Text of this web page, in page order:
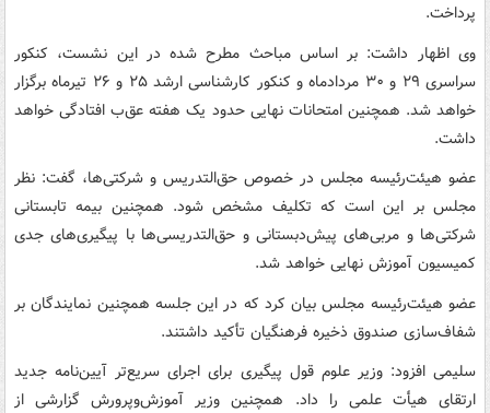
پرداخت.
وی اظهار داشت: بر اساس مباحث مطرح شده در این نشست، کنکور
سراسری ٢٩ و ٣٠ مردادماه و کنکور کارشناسی ارشد ٢۵ و ٢۶ تیرماه برگزار
خواهد شد. همچنین امتحانات نهایی حدود یک هفته عق‌ب افتادگی خواهد
داشت.
عضو هیئت‌رئیسه مجلس در خصوص حق‌التدریس و شرکتی‌ها، گفت: نظر
مجلس بر این است که تکلیف مشخص شود. همچنین بیمه تابستانی
شرکتی‌ها و مربی‌های پیش‌دبستانی و حق‌التدریسی‌ها با پیگیری‌های جدی
کمیسیون آموزش نهایی خواهد شد.
عضو هیئت‌رئیسه مجلس بیان کرد که در این جلسه همچنین نمایندگان بر
شفاف‌سازی صندوق ذخیره فرهنگیان تأکید داشتند.
سلیمی افزود: وزیر علوم قول پیگیری برای اجرای سریع‌تر آیین‌نامه جدید
ارتقای هیأت علمی را داد. همچنین وزیر آموزش‌وپرورش گزارشی از